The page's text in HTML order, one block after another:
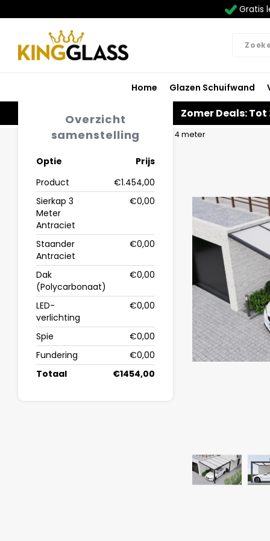
Gratis
Home Glazen Schuifwand
Zomer Deals: Tot
Carport in antraciet van 3,06 x 4 meter
Overzicht
samenstelling
Optie
Prijs
Product
€1.454,00
Sierkap 3
Meter
Antraciet
€0,00
Staander
Antraciet
€0,00
Dak
(Polycarbonaat)
€0,00
LED-
verlichting
€0,00
Spie
€0,00
Fundering
€0,00
Totaal
€1454,00